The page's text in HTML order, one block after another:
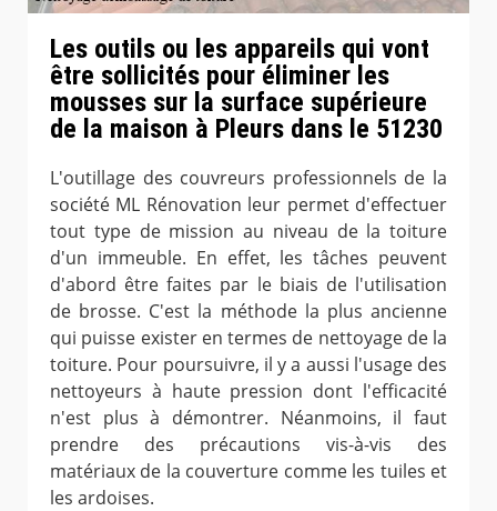
Les outils ou les appareils qui vont
être sollicités pour éliminer les
mousses sur la surface supérieure
de la maison à Pleurs dans le 51230
L'outillage des couvreurs professionnels de la
société ML Rénovation leur permet d'effectuer
tout type de mission au niveau de la toiture
d'un immeuble. En effet, les tâches peuvent
d'abord être faites par le biais de l'utilisation
de brosse. C'est la méthode la plus ancienne
qui puisse exister en termes de nettoyage de la
toiture. Pour poursuivre, il y a aussi l'usage des
nettoyeurs à haute pression dont l'efficacité
n'est plus à démontrer. Néanmoins, il faut
prendre des précautions vis-à-vis des
matériaux de la couverture comme les tuiles et
les ardoises.